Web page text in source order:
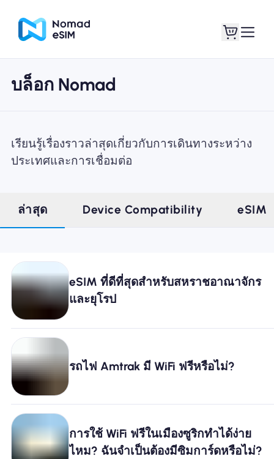
ทำไมต้อง Nomad eSIM
การใช้ eSIM
สำหรับธุรกิจ
บล็อก Nomad
เรียนรู้เรื่องราวล่าสุดเกี่ยวกับการเดินทางระหว่าง
ประเทศและการเชื่อมต่อ
ล่าสุด Device Compatibility eSIM
eSIM ที่ดีที่สุดสำหรับสหราชอาณาจักร
และยุโรป
รถไฟ Amtrak มี WiFi ฟรีหรือไม่?
การใช้ WiFi ฟรีในเมืองซูริกทำได้ง่าย
ไหม? ฉันจำเป็นต้องมีซิมการ์ดหรือไม่?